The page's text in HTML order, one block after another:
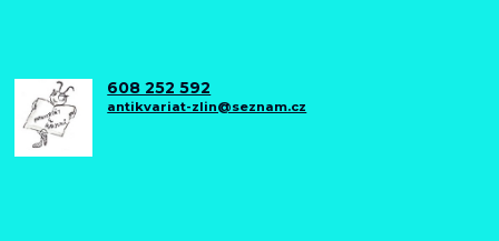
608 252 592
antikvariat-zlin@seznam.cz